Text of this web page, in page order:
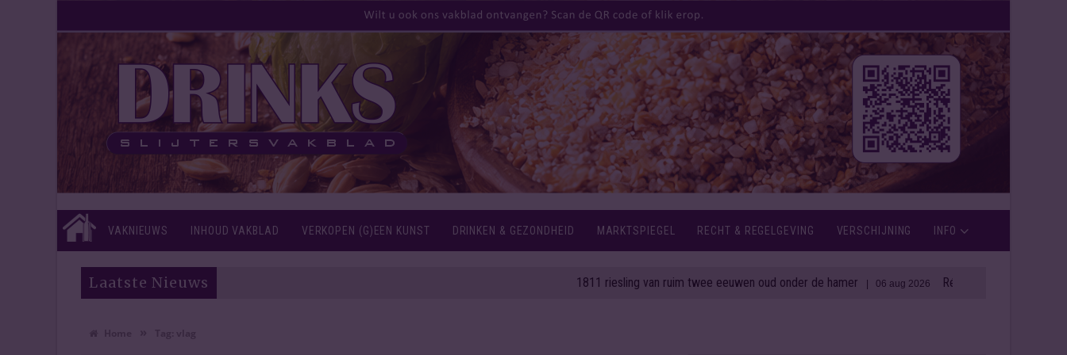
VAKNIEUWS INHOUD VAKBLAD VERKOPEN (G)EEN KUNST DRINKEN & GEZONDHEID MARKTSPIEGEL RECHT & REGELGEVING VERSCHIJNING INFO
Laatste Nieuws 1811 riesling van ruim twee eeuwen oud onder de hamer| 06 aug 2026 Rémy Cointreau zet in op